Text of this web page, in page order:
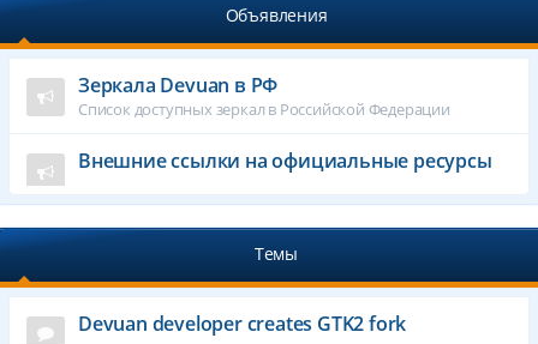
Объявления
Зеркала Devuan в РФ
Список доступных зеркал в Российской Федерации
Внешние ссылки на официальные ресурсы
Темы
Devuan developer creates GTK2 fork